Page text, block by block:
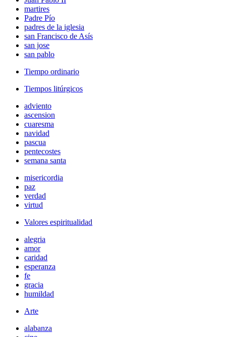
martires
Padre Pío
padres de la iglesia
san Francisco de Asís
san jose
san pablo
Tiempo ordinario
Tiempos litúrgicos
adviento
ascension
cuaresma
navidad
pascua
pentecostes
semana santa
misericordia
paz
verdad
virtud
Valores espiritualidad
alegria
amor
caridad
esperanza
fe
gracia
humildad
Arte
alabanza